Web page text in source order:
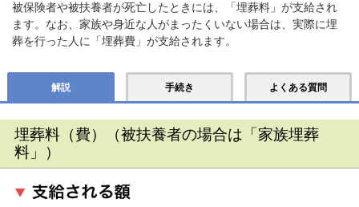
被保険者や被扶養者が死亡したときには、「埋葬料」が支給され
ます。なお、家族や身近な人がまったくいない場合は、実際に埋
葬を行った人に「埋葬費」が支給されます。
解説 手続き よくある質問
埋葬料（費）（被扶養者の場合は「家族埋葬
料」）